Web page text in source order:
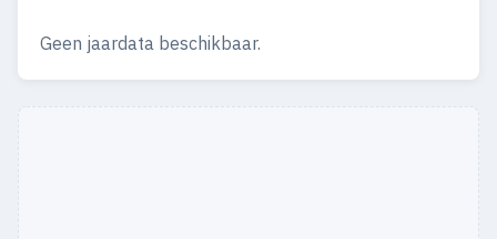
Geen jaardata beschikbaar.